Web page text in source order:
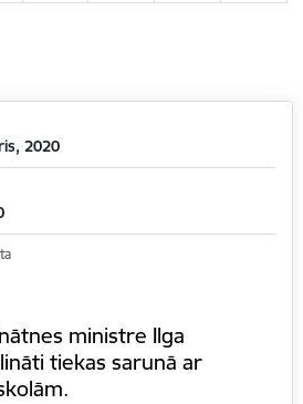
2020
ministre Ilga
tiekas sarunā ar